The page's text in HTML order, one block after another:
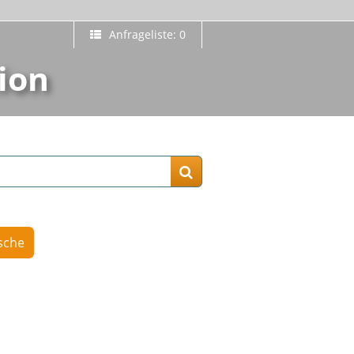
Anfrageliste: 0